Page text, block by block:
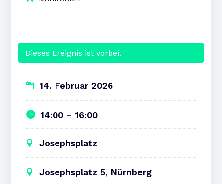
Dieses Ereignis ist vorbei.
14. Februar 2026
14:00 – 16:00
Josephsplatz
Josephsplatz 5, Nürnberg